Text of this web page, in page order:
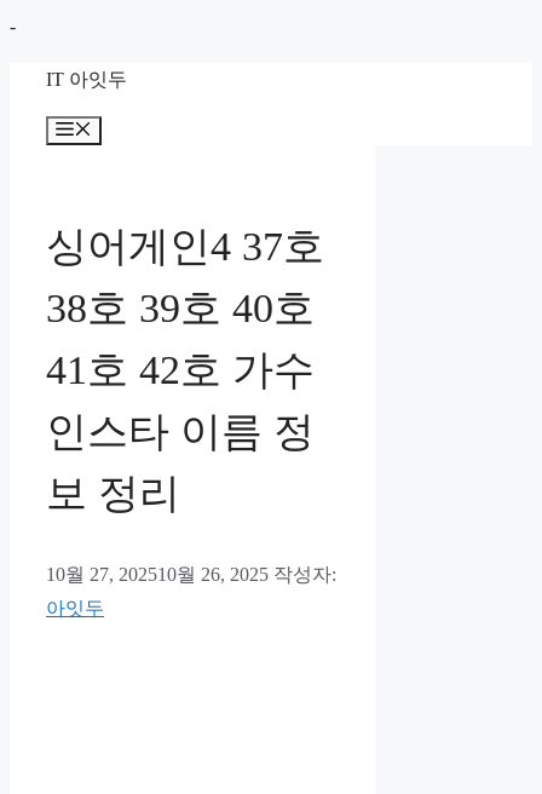
-컨
IT 아잇두
뉴
싱어게인4 37호
38호 39호 40호
41호 42호 가수
인스타 이름 정
보 정리
10월 27, 202510월 26, 2025 작성자:
아잇두